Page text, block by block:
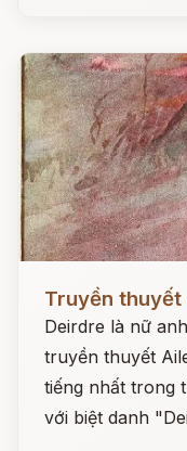
Đọc ngay
Truyền
Deirdre là nữ
truyền thuyết
tiếng nhất trong
với biệt danh